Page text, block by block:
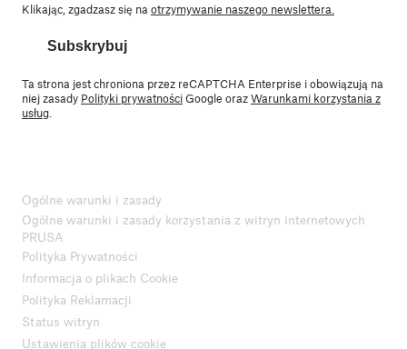
Klikając, zgadzasz się na otrzymywanie naszego newslettera.
Subskrybuj
Ta strona jest chroniona przez reCAPTCHA Enterprise i obowiązują na
niej zasady Polityki prywatnościGoogle orazWarunkami korzystania z
usług
Ogólne warunki i zasady
Ogólne warunki i zasady korzystania z witryn internetowych
PRUSA
Polityka Prywatności
Informacja o plikach Cookie
Polityka Reklamacji
Status witryn
Ustawienia plików cookie